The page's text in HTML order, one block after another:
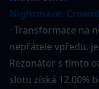
Nightmare:
· Transformace na
nepřátele vpředu,
Rezonátor s tímto
slotu získá 12,00%